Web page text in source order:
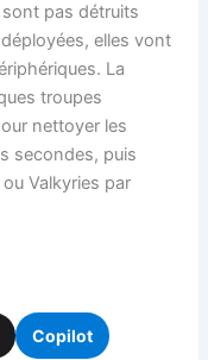
pas détruits
elles vont
La
troupes
nettoyer les
secondes, puis
Valkyries par
Copilot